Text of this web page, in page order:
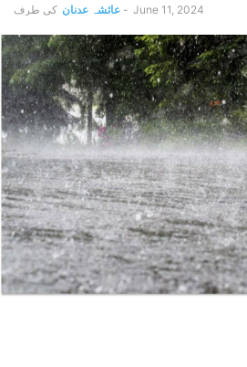
کی طرف عائشہ عدنان - June 11, 2024